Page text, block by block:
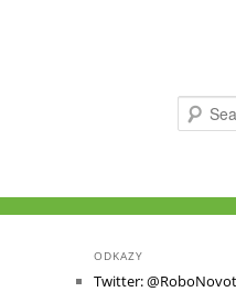
ODKAZY
Twitter: